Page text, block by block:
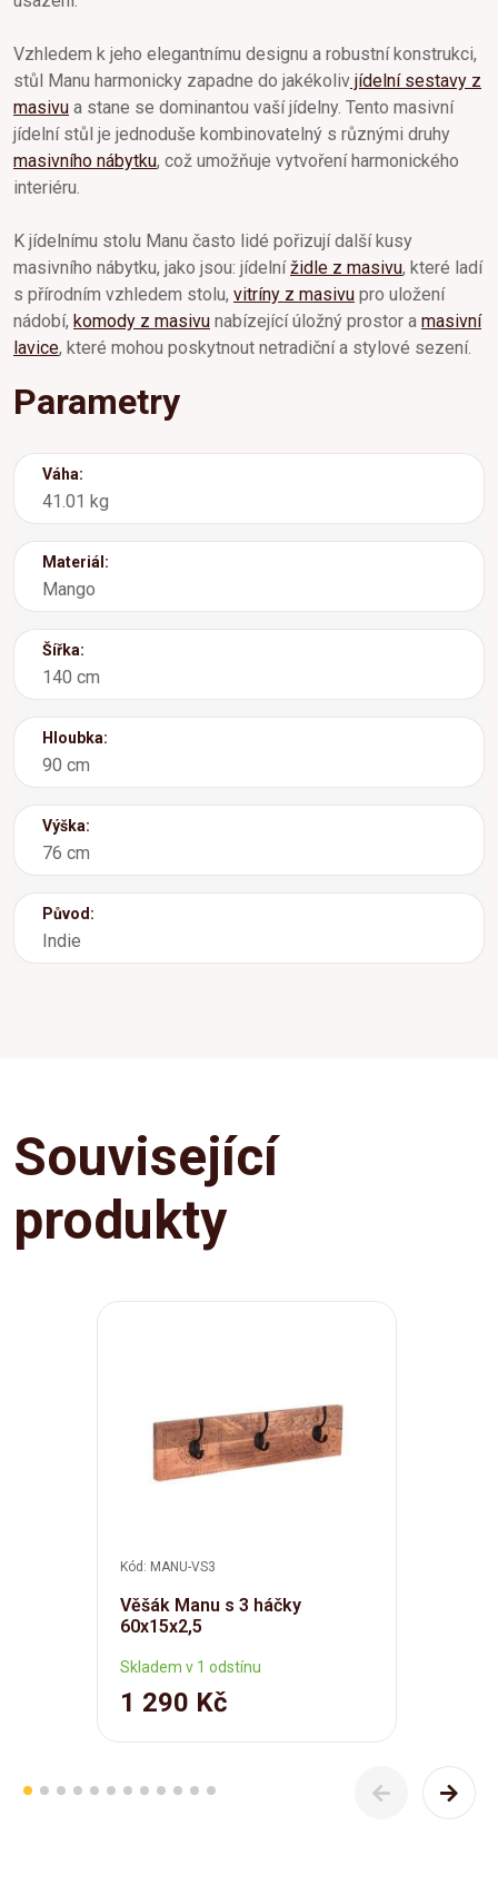
Vzhledem k jeho elegantnímu designu a robustní konstrukci,
stůl Manu harmonicky zapadne do jakékoliv jídelní sestavy z
masivu a stane se dominantou vaší jídelny. Tento masivní
jídelní stůl je jednoduše kombinovatelný s různými druhy
masivního nábytku, což umožňuje vytvoření harmonického
interiéru.
K jídelnímu stolu Manu často lidé pořizují další kusy
masivního nábytku, jako jsou: jídelnížidle z masivu, které ladí
s přírodním vzhledem stolu, vitríny z masivu pro uložení
nádobí, komody z masivu nabízející úložný prostor a masivní
lavice, které mohou poskytnout netradiční a stylové sezení.
Parametry
Váha:
41.01 kg
Materiál:
Mango
Šířka:
140 cm
Hloubka:
90 cm
Výška:
76 cm
Původ:
Indie
Související
produkty
Kód: MANU-VS3
Věšák Manu s 3 háčky
60x15x2,5
Skladem v 1 odstínu
1 290 Kč